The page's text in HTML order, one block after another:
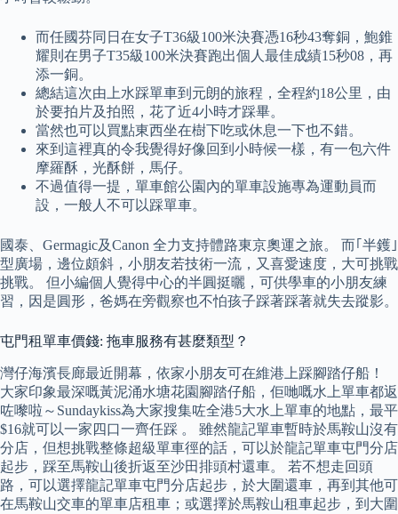
而任國芬同日在女子T36級100米決賽憑16秒43奪銅，鮑錐
耀則在男子T35級100米決賽跑出個人最佳成績15秒08，再
添一銅。
總結這次由上水踩單車到元朗的旅程，全程約18公里，由
於要拍片及拍照，花了近4小時才踩畢。
當然也可以買點東西坐在樹下吃或休息一下也不錯。
來到這裡真的令我覺得好像回到小時候一樣，有一包六件
摩羅酥，光酥餅，馬仔。
不過值得一提，單車館公園內的單車設施專為運動員而
設，一般人不可以踩單車。
國泰、Germagic及Canon 全力支持體路東京奧運之旅。 而｢半鑊｣
型廣場，邊位頗斜，小朋友若技術一流，又喜愛速度，大可挑戰
挑戰。 但小編個人覺得中心的半圓挺曬，可供學車的小朋友練
習，因是圓形，爸媽在旁觀察也不怕孩子踩著踩著就失去蹤影。
屯門租單車價錢: 拖車服務有甚麼類型？
灣仔海濱長廊最近開幕，依家小朋友可在維港上踩腳踏仔船！
大家印象最深嘅黃泥涌水塘花園腳踏仔船，佢哋嘅水上單車都返
咗嚟啦～Sundaykiss為大家搜集咗全港5大水上單車的地點，最平
$16就可以一家四口一齊任踩 。 雖然龍記單車暫時於馬鞍山沒有
分店，但想挑戰整條超級單車徑的話，可以於龍記單車屯門分店
起步，踩至馬鞍山後折返至沙田排頭村還車。 若不想走回頭
路，可以選擇龍記單車屯門分店起步，於大圍還車，再到其他可
在馬鞍山交車的單車店租車；或選擇於馬鞍山租車起步，到大圍